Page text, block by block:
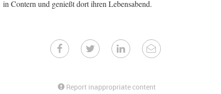
in Contern und genießt dort ihren Lebensabend.
Report inappropriate content